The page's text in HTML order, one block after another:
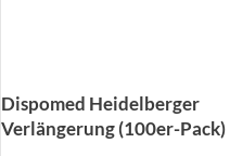
Dispomed Heidelberger
Verlängerung (100er-Pack)